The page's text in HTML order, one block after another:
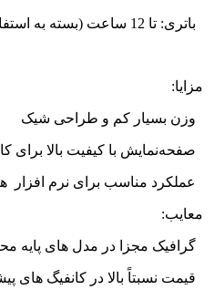
باتری: تا 12 ساعت (بسته به استفاده)
مزایا:
وزن بسیار کم و طراحی شیک
صفحه‌نمایش با کیفیت بالا برای
عملکرد مناسب برای نرم افزار
معایب:
گرافیک مجزا در مدل‌ های پایه
قیمت نسبتاً بالا در کانفیگ‌ های